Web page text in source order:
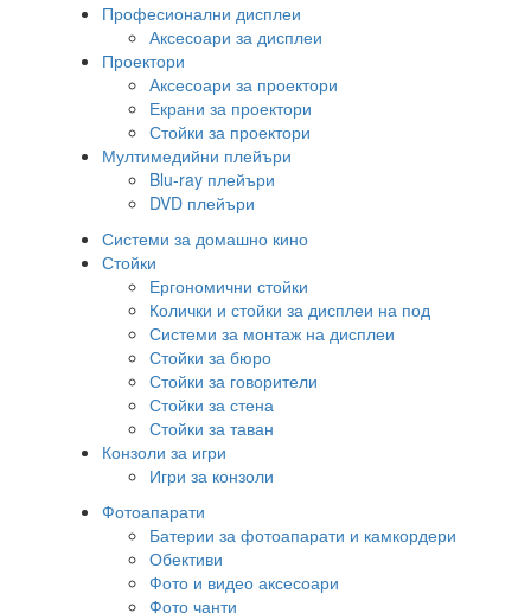
Професионални дисплеи
Аксесоари за дисплеи
Проектори
Аксесоари за проектори
Екрани за проектори
Стойки за проектори
Мултимедийни плейъри
Blu-ray плейъри
DVD плейъри
Системи за домашно кино
Стойки
Ергономични стойки
Колички и стойки за дисплеи на под
Системи за монтаж на дисплеи
Стойки за бюро
Стойки за говорители
Стойки за стена
Стойки за таван
Конзоли за игри
Игри за конзоли
Фотоапарати
Батерии за фотоапарати и камкордери
Обективи
Фото и видео аксесоари
Фото чанти